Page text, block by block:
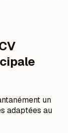
un
adaptées au